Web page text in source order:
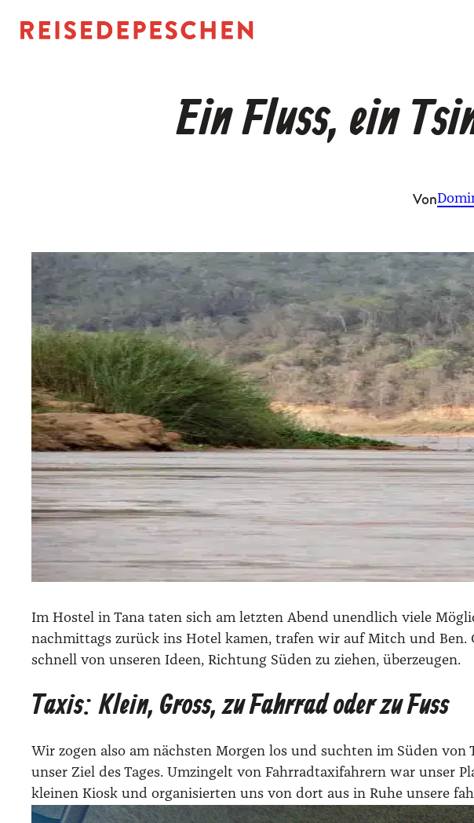
Inhalt
Ein Fluss, ein
Von
Im Hos­tel in Tana taten sich am letz­ten Abend unend­lich vie­le
nach­mit­tags zurück ins Hotel kamen, tra­fen wir auf Mitch und Ben.
schnell von unse­ren Ideen, Rich­tung Süden zu zie­hen, über­zeu­gen.
Taxis: Klein, Gross, zu Fahrrad oder zu Fuss
Wir zogen also am nächs­ten Mor­gen los und such­ten im Süden
unser Ziel des Tages. Umzin­gelt von Fahr­rad­ta­xi­fah­rern war unser
klei­nen Kiosk und orga­ni­sier­ten uns von dort aus in Ruhe unse­re